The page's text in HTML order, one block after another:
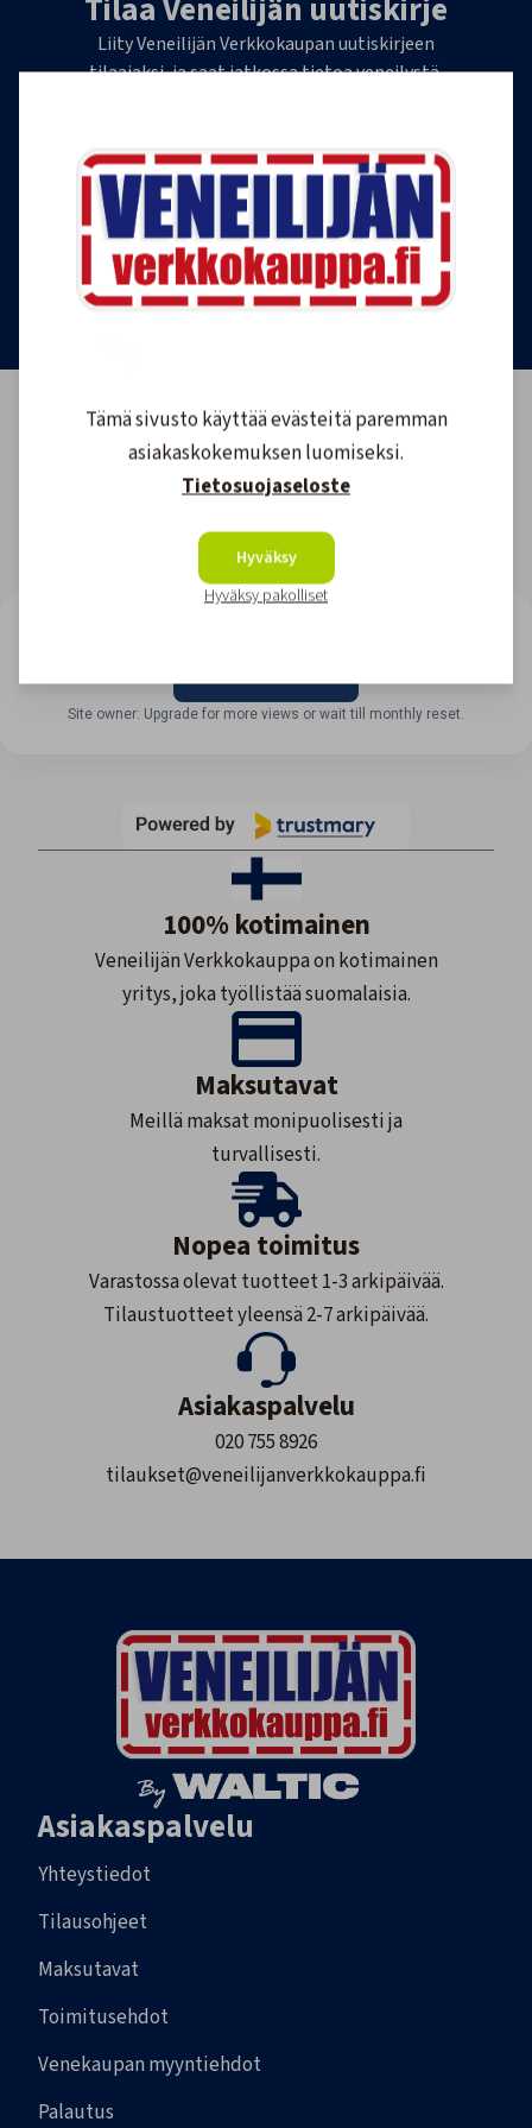
Tilaa Veneilijän uutiskirje
Liity Veneilijän Verkkokaupan uutiskirjeen
tilaajaksi, ja saat jatkossa tietoa veneilystä,
uutiskirjettä kuukaudessa. Voit perua uutiskirjeen
tilauksen milloin tahansa.
Tilaa uutiskirje
Site owner: Upgrade for more views or wait till monthly reset.
100% kotimainen
Veneilijän Verkkokauppa on kotimainen
yritys, joka työllistää suomalaisia.
Maksutavat
Meillä maksat monipuolisesti ja
turvallisesti.
Nopea toimitus
Varastossa olevat tuotteet 1-3 arkipäivää.
Tilaustuotteet yleensä 2-7 arkipäivää.
Asiakaspalvelu
020 755 8926
tilaukset@veneilijanverkkokauppa.fi
Asiakaspalvelu
Yhteystiedot
Tilausohjeet
Maksutavat
Toimitusehdot
Venekaupan myyntiehdot
Palautus
Tämä sivusto käyttää evästeitä paremman
asiakaskokemuksen luomiseksi.
Tietosuojaseloste
Hyväksy
Hyväksy pakolliset